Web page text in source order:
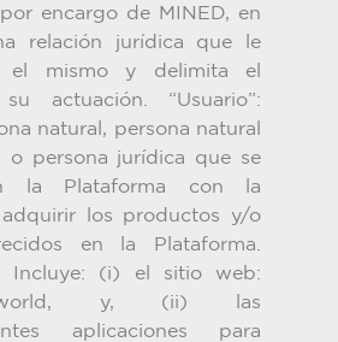
por encargo de MINED, en
relación jurídica que le
el mismo y delimita el
actuación. “Usuario”:
natural, persona natural
o persona jurídica que se
la Plataforma con la
los productos y/o
en la Plataforma.
Incluye: (i) el sitio web:
y, (ii) las
aplicaciones para